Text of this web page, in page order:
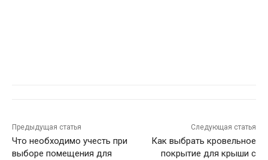
Предыдущая статья
Что необходимо учесть при
выборе помещения для
Следующая статья
Как выбрать кровельное
покрытие для крыши с